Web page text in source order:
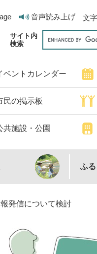
音声読み上げ 文
サイト内
検索
ベントカレンダー
民の掲示板
共施設・公園
ふ
発信について検討